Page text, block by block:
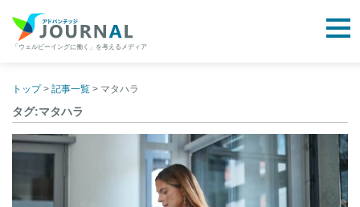
content
「ウェルビーイングに働く」を考えるメディア
トップ> 記事一覧 > マタハラ
タグ:マタハラ